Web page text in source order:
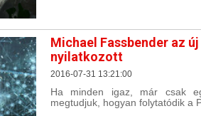
Michael Fassbender az
nyilatkozott
2016-07-31 13:21:00
Ha minden igaz, már csak
megtudjuk, hogyan folytatódik a